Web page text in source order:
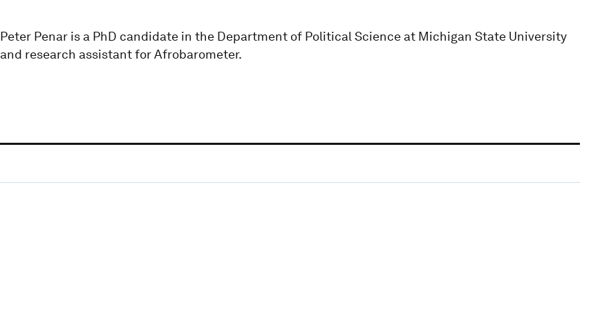
Peter Penar is a PhD candidate in the Department of Political Science at Michigan State University
and research assistant for Afrobarometer.